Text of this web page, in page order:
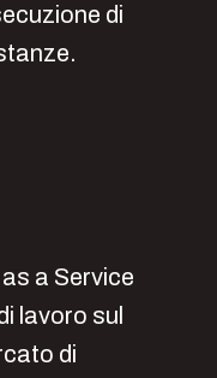
di
a Service
lavoro sul
di